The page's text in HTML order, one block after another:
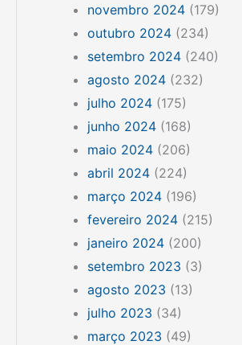
novembro 2024 (179)
outubro 2024 (234)
setembro 2024 (240)
agosto 2024 (232)
julho 2024 (175)
junho 2024 (168)
maio 2024 (206)
abril 2024 (224)
março 2024 (196)
fevereiro 2024 (215)
janeiro 2024 (200)
setembro 2023 (3)
agosto 2023 (13)
julho 2023 (34)
março 2023 (49)